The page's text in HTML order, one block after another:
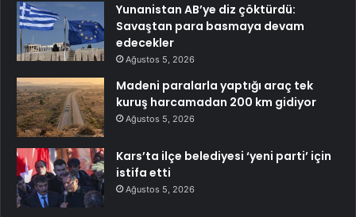
Yunanistan AB’ye diz çöktürdü:
Savaştan para basmaya devam
edecekler
Ağustos 5, 2026
Madeni paralarla yaptığı araç tek
kuruş harcamadan 200 km gidiyor
Ağustos 5, 2026
Kars’ta ilçe belediyesi ‘yeni parti’ için
istifa etti
Ağustos 5, 2026